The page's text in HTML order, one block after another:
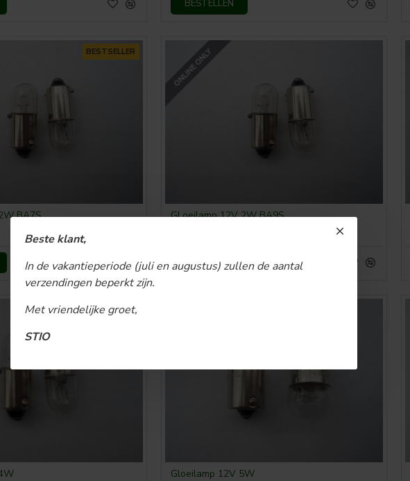
Beste klant,
In de vakantieperiode (juli en augustus) zullen de aantal
verzendingen beperkt zijn.
Met vriendelijke groet,
STIO
BESTELLEN
BESTSELLER
BA7S
ONLINE ONLY
GLoeilamp 12V 2W BA9S
BESTELLEN
Gloeilamp 12V 5W